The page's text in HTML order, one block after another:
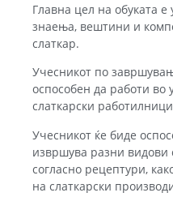
Главна цел на обуката е
знаења, вештини и
слаткар.
Учесникот по
оспособен да работи во
слаткарски
Учесникот ќе биде
извршува разни видови
согласно рецептури,
на слаткарски